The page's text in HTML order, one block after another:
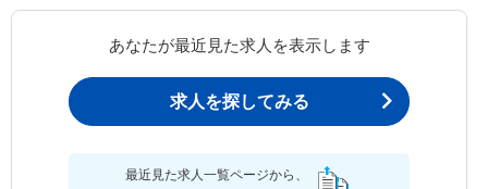
あなたが最近見た求人を表示します
求人を探してみる
最近見た求人一覧ページから、